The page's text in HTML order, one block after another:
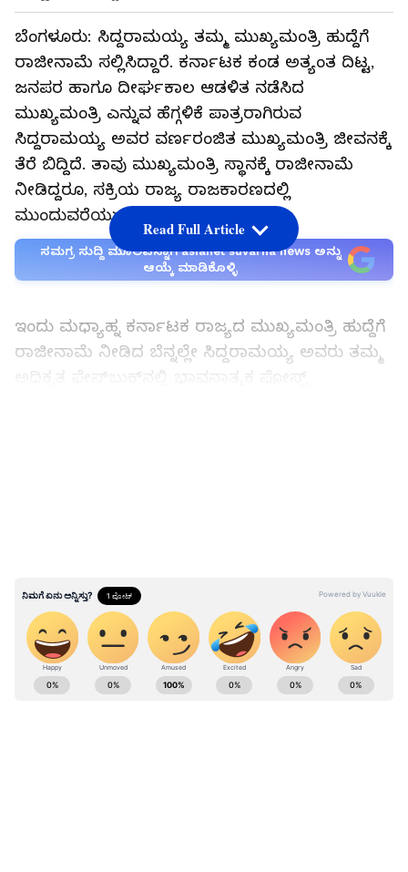
ಬೆಂಗಳೂರು: ಸಿದ್ದರಾಮಯ್ಯ ತಮ್ಮ ಮುಖ್ಯಮಂತ್ರಿ ಹುದ್ದೆಗೆ
ರಾಜೀನಾಮೆ ಸಲ್ಲಿಸಿದ್ದಾರೆ. ಕರ್ನಾಟಕ ಕಂಡ ಅತ್ಯಂತ ದಿಟ್ಟ,
ಜನಪರ ಹಾಗೂ ದೀರ್ಘಕಾಲ ಆಡಳಿತ ನಡೆಸಿದ
ಮುಖ್ಯಮಂತ್ರಿ ಎನ್ನುವ ಹೆಗ್ಗಳಿಕೆ ಪಾತ್ರರಾಗಿರುವ
ಸಿದ್ದರಾಮಯ್ಯ ಅವರ ವರ್ಣರಂಜಿತ ಮುಖ್ಯಮಂತ್ರಿ ಜೀವನಕ್ಕೆ
ತೆರೆ ಬಿದ್ದಿದೆ. ತಾವು ಮುಖ್ಯಮಂತ್ರಿ ಸ್ಥಾನಕ್ಕೆ ರಾಜೀನಾಮೆ
ನೀಡಿದ್ದರೂ, ಸಕ್ರಿಯ ರಾಜ್ಯ ರಾಜಕಾರಣದಲ್ಲಿ
ಮುಂದುವರೆಯುವುದಾಗಿ ಸ್ಪಷ್ಟಪಡಿಸಿದ್ದಾರೆ.
ಸಮಗ್ರ ಸುದ್ದಿ ಮೂಲವನ್ನಾಗಿ asianet suvarna news ಅನ್ನು
ಆಯ್ಕೆ ಮಾಡಿಕೊಳ್ಳಿ
ಇಂದು ಮಧ್ಯಾಹ್ನ ಕರ್ನಾಟಕ ರಾಜ್ಯದ ಮುಖ್ಯಮಂತ್ರಿ ಹುದ್ದೆಗೆ
ರಾಜೀನಾಮೆ ನೀಡಿದ ಬೆನ್ನಲ್ಲೇ ಸಿದ್ದರಾಮಯ್ಯ ಅವರು ತಮ್ಮ
ಉದ್ದೇಶಿಸಿ ಪತ್ರಿಕಾಗೋಷ್ಠಿಯಲ್ಲಿ ಮಾತನಾಡಿದೆ.
Read Full Article
ಕರ್ನಾಟಕ, ಭಾರತ ( India News) ಮತ್ತು ಜಗತ್ತಿನ
ಕ್ಷಣಕ್ಷಣದ ಕನ್ನಡ ಸುದ್ದಿ (Kannada News)